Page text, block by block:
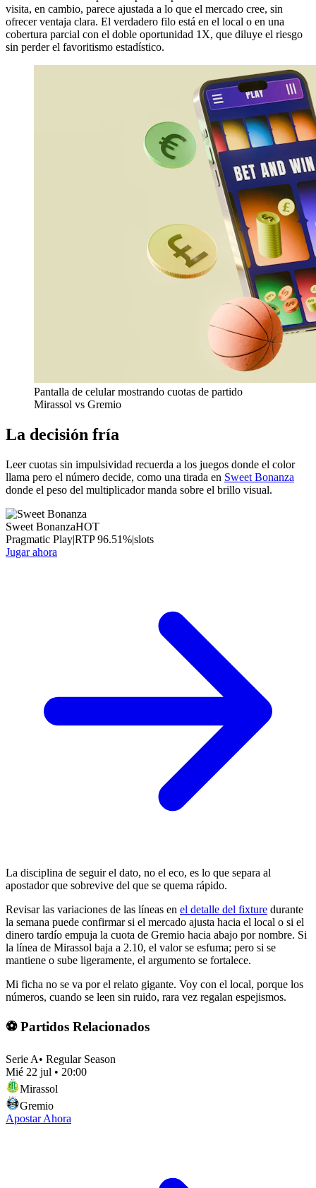
visita, en cambio, parece ajustada a lo que el mercado cree, sin
ofrecer ventaja clara. El verdadero filo está en el local o en una
cobertura parcial con el doble oportunidad 1X, que diluye el riesgo
sin perder el favoritismo estadístico.
Pantalla de celular mostrando cuotas de partido
Mirassol vs Gremio
La decisión fría
Leer cuotas sin impulsividad recuerda a los juegos donde el color
llama pero el número decide, como una tirada en Sweet Bonanza
donde el peso del multiplicador manda sobre el brillo visual.
Sweet BonanzaHOT
Pragmatic Play|RTP96.51%|slots
Jugar ahora
La disciplina de seguir el dato, no el eco, es lo que separa al
apostador que sobrevive del que se quema rápido.
Revisar las variaciones de las líneas en el detalle del fixture durante
la semana puede confirmar si el mercado ajusta hacia el local o si el
dinero tardío empuja la cuota de Gremio hacia abajo por nombre. Si
la línea de Mirassol baja a 2.10, el valor se esfuma; pero si se
mantiene o sube ligeramente, el argumento se fortalece.
Mi ficha no se va por el relato gigante. Voy con el local, porque los
números, cuando se leen sin ruido, rara vez regalan espejismos.
⚽ Partidos Relacionados
Serie A• Regular Season
Mié 22 jul • 20:00
Mirassol
Gremio
Apostar Ahora